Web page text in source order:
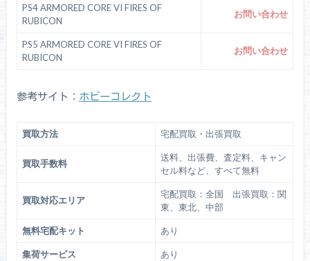
PS4 ARMORED CORE VI FIRES OF
RUBICON
お問い合わせ
PS5 ARMORED CORE VI FIRES OF
RUBICON
お問い合わせ
参考サイト： ホビーコレクト
買取方法 宅配買取・出張買取
買取手数料
送料、出張費、査定料、キャン
セル料など、すべて無料
買取対応エリア
宅配買取：全国 出張買取：関
東、東北、中部
無料宅配キット あり
集荷サービス あり